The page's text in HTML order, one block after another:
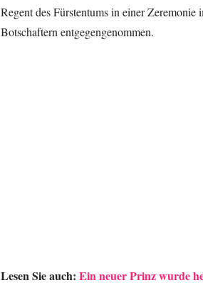
Regent des Fürstentums in einer
Botschaftern entgegengenommen.
Lesen Sie auch: Ein neuer Prinz wurde